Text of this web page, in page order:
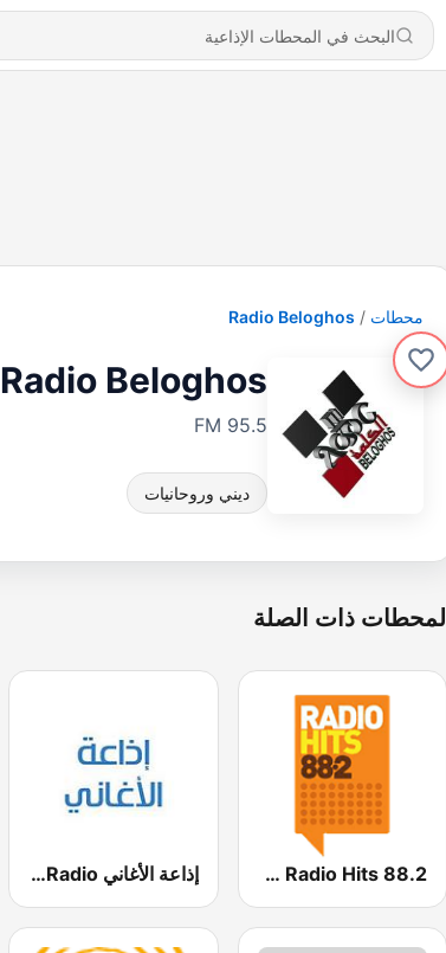
محطات Radio Beloghos
Radio Beloghos
95.5 FM
ديني وروحانيات
المحطات ذات الصلة
Radio Hits 88.2 (راديو هيت) إذاعة الأغاني Al Aghani Radio